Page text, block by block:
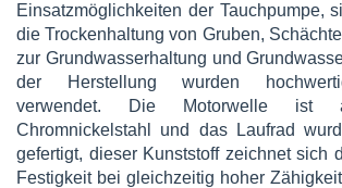
Einsatzmöglichkeiten der Tauchpumpe,
die Trockenhaltung von Gruben,
zur Grundwasserhaltung und
der Herstellung wurden
verwendet. Die Motorwelle ist
Chromnickelstahl und das Laufrad
gefertigt, dieser Kunststoff zeichnet sich
Festigkeit bei gleichzeitig hoher